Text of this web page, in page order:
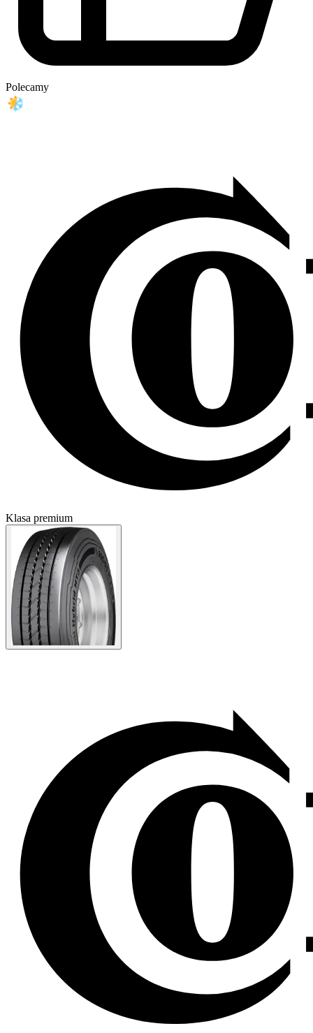
Polecamy
Klasa premium